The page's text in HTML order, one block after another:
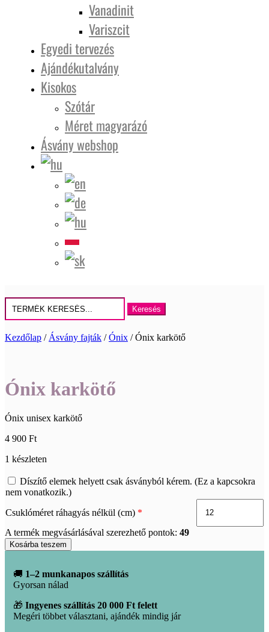
Vanadinit
Variszcit
Egyedi tervezés
Ajándékutalvány
Kisokos
Szótár
Méret magyarázó
Ásvány webshop
Keresés
erre:
Kezdőlap / Ásvány fajták /Ónix / Ónix karkötő
Ónix karkötő
Ónix unisex karkötő
4 900 Ft
1 készleten
Díszítő elemek helyett csak ásványból kérem. (Ez a kapcsokra
nem vonatkozik.)
Csuklóméret ráhagyás nélkül (cm) *
A termék megvásárlásával szerezhető pontok: 49
Ónix
karkötő
Kosárba teszem
🚚 1–2 munkanapos szállítás
Gyorsan nálad
🎁 Ingyenes szállítás 20 000 Ft felett
Megéri többet választani, ajándék mindig jár